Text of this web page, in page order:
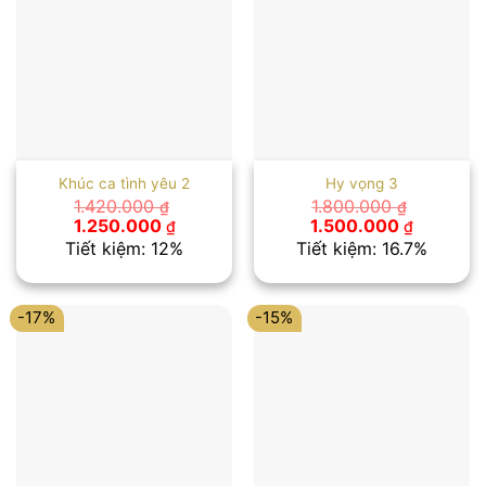
Khúc ca tình yêu 2
1.420.000₫
Giá
gốc
là:
1.250.000 ₫Giá
hiện
tại
1.250.000 ₫.
Tiết kiệm: 12%
Hy vọng 3
1.800.000₫
Giá
gốc
là:
1.500.000 ₫Giá
hiện
tại
Tiết kiệm: 16.7%
-17% -15%